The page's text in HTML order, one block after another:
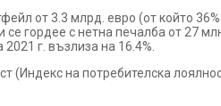
от 3.3 млрд. евро (от който
гордее с нетна печалба от 27
г. възлиза на 16.4%.
(Индекс на потребителска